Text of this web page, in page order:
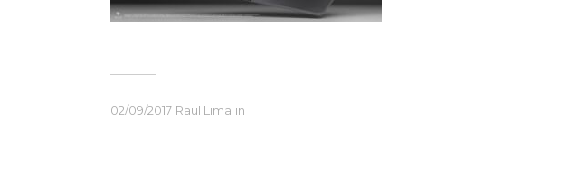
02/09/2017 Raul Lima in